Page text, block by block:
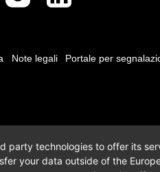
Note legali Portale per
party technologies to offer its
your data outside of the